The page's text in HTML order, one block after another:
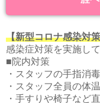
【新型コロナ感染対
感染症対策を実施して
■院内対策
・スタッフの手指消
・スタッフ全員の体
・手すりや椅子など